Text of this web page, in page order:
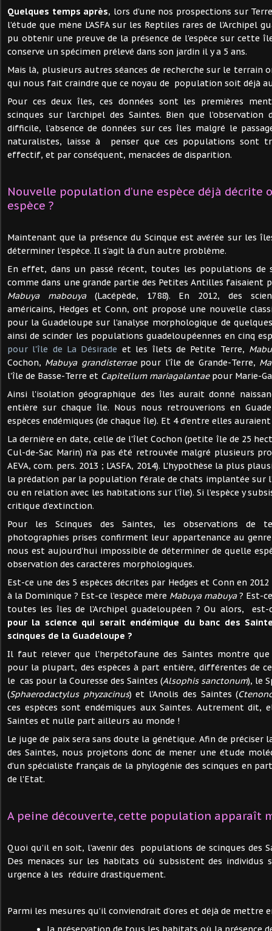
Quelques temps après, lors d'une nos prospections sur
l’étude que mène L’ASFA sur les Reptiles rares de l'Archipel
pu obtenir une preuve de la présence de l'espèce sur cette
conserve un spécimen prélevé dans son jardin il y a 5 ans.
Mais là, plusieurs autres séances de recherche sur le terrain
qui nous fait craindre que ce noyau de population soit déjà
Pour ces deux îles, ces données sont les premières
scinques sur l'archipel des Saintes. Bien que l’observation
difficile, l’absence de données sur ces îles malgré le
naturalistes, laisse à penser que ces populations sont
effectif, et par conséquent, menacées de disparition.
Nouvelle population d’une espèce déjà décrite
espèce ?
Maintenant que la présence du Scinque est avérée sur les
déterminer l’espèce. Il s'agit là d'un autre problème.
En effet, dans un passé récent, toutes les populations de
comme dans une grande partie des Petites Antilles faisaient
Mabuya mabouya(Lacépède, 1788). En 2012, des
américains, Hedges et Conn, ont proposé une nouvelle
pour la Guadeloupe sur l’analyse morphologique de
ainsi de scinder les populations guadeloupéennes en cinq
pour l'île de La Désirade et les îlets de Petite Terre,
Cochon, Mabuya grandisterraepour l'île de Grande-Terre,
l'île de Basse-Terre et Capitellum mariagalantaepour Marie-
Ainsi l'isolation géographique des îles aurait donné
entière sur chaque île. Nous nous retrouverions en
espèces endémiques (de chaque île). Et 4 d’entre elles
La dernière en date, celle de l'îlet Cochon (petite île de 25
Cul-de-Sac Marin) n'a pas été retrouvée malgré plusieurs
AEVA, com. pers. 2013 ; L'ASFA, 2014). L'hypothèse la plus
la prédation par la population férale de chats implantée sur
ou en relation avec les habitations sur l'île). Si l’espèce y
critique d’extinction.
Pour les Scinques des Saintes, les observations de
photographies prises confirment leur appartenance au
nous est aujourd'hui impossible de déterminer de quelle
observation des caractères morphologiques.
Est-ce une des 5 espèces décrites par Hedges et Conn en 2012
à la Dominique ? Est-ce l’espèce mère Mabuya mabuya? Est-
toutes les îles de l’Archipel guadeloupéen ? Ou alors,
pour la science qui serait endémique du banc des
scinques de la Guadeloupe ?
Il faut relever que l'herpétofaune des Saintes montre que
pour la plupart, des espèces à part entière, différentes de
le cas pour la Couresse des Saintes (Alsophis sanctonum), le
(Sphaerodactylus phyzacinus) et l’Anolis des Saintes (
ces espèces sont endémiques aux Saintes. Autrement dit,
Saintes et nulle part ailleurs au monde !
Le juge de paix sera sans doute la génétique. Afin de préciser
des Saintes, nous projetons donc de mener une étude
d’un spécialiste français de la phylogénie des scinques en
de l'Etat.
A peine découverte, cette population apparaît
Quoi qu’il en soit, l’avenir des populations de scinques des
Des menaces sur les habitats où subsistent des
urgence à les réduire drastiquement.
Parmi les mesures qu’il conviendrait d’ores et déjà de